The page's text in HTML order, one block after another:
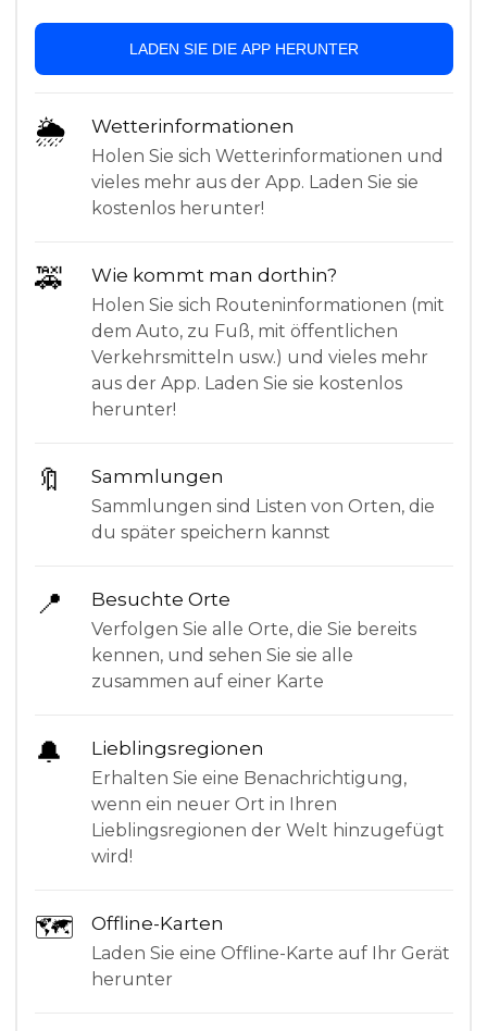
LADEN SIE DIE APP HERUNTER
🌦 Wetterinformationen
Holen Sie sich Wetterinformationen und
vieles mehr aus der App. Laden Sie sie
kostenlos herunter!
🚕 Wie kommt man dorthin?
Holen Sie sich Routeninformationen (mit
dem Auto, zu Fuß, mit öffentlichen
Verkehrsmitteln usw.) und vieles mehr
aus der App. Laden Sie sie kostenlos
herunter!
🔖 Sammlungen
Sammlungen sind Listen von Orten, die
du später speichern kannst
📍 Besuchte Orte
Verfolgen Sie alle Orte, die Sie bereits
kennen, und sehen Sie sie alle
zusammen auf einer Karte
🔔 Lieblingsregionen
Erhalten Sie eine Benachrichtigung,
wenn ein neuer Ort in Ihren
Lieblingsregionen der Welt hinzugefügt
wird!
🗺 Offline-Karten
Laden Sie eine Offline-Karte auf Ihr Gerät
herunter